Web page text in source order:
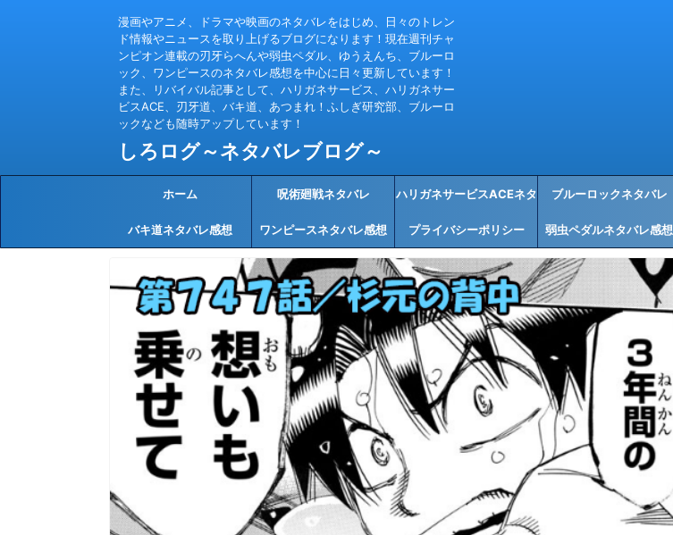
漫画やアニメ、ドラマや映画のネタバレをはじめ、日々のトレン
ド情報やニュースを取り上げるブログになります！現在週刊チャ
ンピオン連載の刃牙らへんや弱虫ペダル、ゆうえんち、ブルーロ
ック、ワンピースのネタバレ感想を中心に日々更新しています！
また、リバイバル記事として、ハリガネサービス、ハリガネサー
ビスACE、刃牙道、バキ道、あつまれ！ふしぎ研究部、ブルーロ
ックなども随時アップしています！
しろログ～ネタバレブログ～
ホーム 呪術廻戦ネタバレ ハリガネサービスACEネタ
バレ感想
ブルーロックネタバレ
バキ道ネタバレ感想 ワンピースネタバレ感想 プライバシーポリシー 弱虫ペダルネタバレ感想